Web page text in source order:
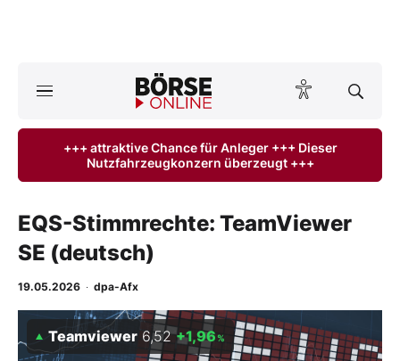
ktuelle Ausgabe BÖRSE ONLINE lesen
Anlageprodukte
Finanz-Check
Abo & Shop
BO-Musterdepots
+++ attraktive Chance für Anleger +++ Dieser
Nutzfahrzeugkonzern überzeugt +++
EQS-Stimmrechte: TeamViewer
SE (deutsch)
19.05.2026 · dpa-Afx
Teamviewer 6,52 +1,96%